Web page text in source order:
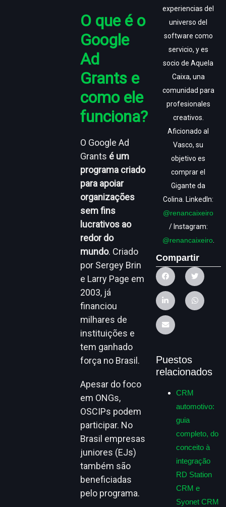
O que é o
Google
Ad
Grants e
como ele
funciona?
O Google Ad
Grants é um
programa criado
para apoiar
organizações
sem fins
lucrativos ao
redor do
mundo. Criado
por Sergey Brin
e Larry Page em
2003, já
financiou
milhares de
instituições e
tem ganhado
força no Brasil.
Apesar do foco
em ONGs,
OSCIPs podem
participar. No
Brasil empresas
juniores (EJs)
também são
beneficiadas
pelo programa.​
experiencias del
universo del
software como
servicio, y es
socio de Aquela
Caixa, una
comunidad para
profesionales
creativos.
Aficionado al
Vasco, su
objetivo es
comprar el
Gigante da
Colina. LinkedIn:
@renancaixeiro
/ Instagram:
@renancaixeiro.
Compartir
Puestos
relacionados
CRM
automotivo:
guia
completo, do
conceito à
integração
RD Station
CRM e
Syonet CRM